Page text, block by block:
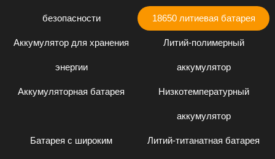
безопасности 18650 литиевая батарея
Аккумулятор для хранения
энергии
Литий-полимерный
аккумулятор
Аккумуляторная батарея Низкотемпературный
аккумулятор
Батарея с широким Литий-титанатная батарея